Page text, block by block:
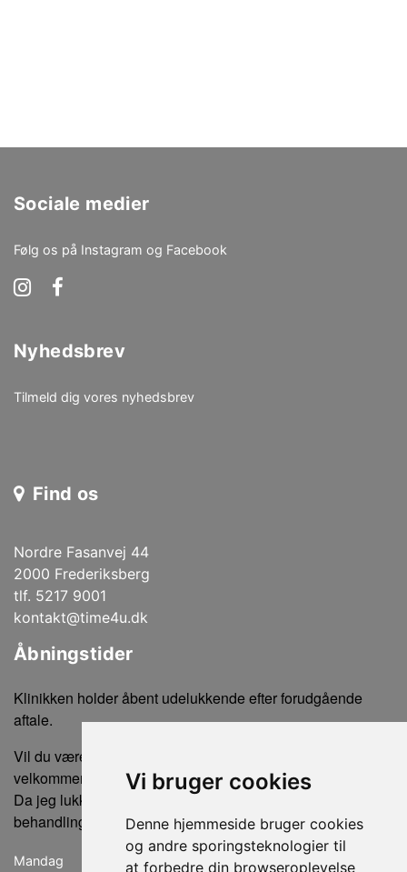
Vi bruger cookies
Denne hjemmeside bruger cookies
og andre sporingsteknologier til
at forbedre din browseroplevelse
Sociale medier
Følg os på Instagram og Facebook
Nyhedsbrev
Tilmeld dig vores nyhedsbrev
Find os
Nordre Fasanvej 44
2000 Frederiksberg
tlf. 5217 9001
kontakt@time4u.dk
Åbningstider
Klinikken holder åbent udelukkende efter forudgående
aftale.
Vil du være sikker på ikke at gå forgæves, er du altid
velkommen til at ringe eller sende en sms for tidsbestilling.
Da jeg lukker klinikken, når der ikke er bookede
behandlinger, kan der ikke købes produkter uden en aftale.
Mandag lukket